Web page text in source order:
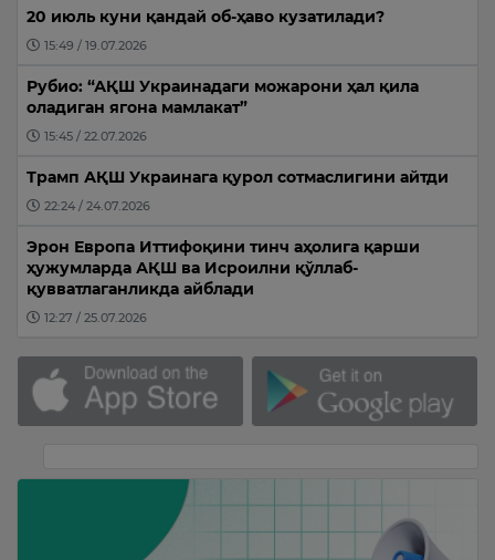
20 июль куни қандай об-ҳаво кузатилади?
15:49 / 19.07.2026
Рубио: “АҚШ Украинадаги можарони ҳал қила
оладиган ягона мамлакат”
15:45 / 22.07.2026
Трамп АҚШ Украинага қурол сотмаслигини айтди
22:24 / 24.07.2026
Эрон Европа Иттифоқини тинч аҳолига қарши
ҳужумларда АҚШ ва Исроилни қўллаб-
қувватлаганликда айблади
12:27 / 25.07.2026